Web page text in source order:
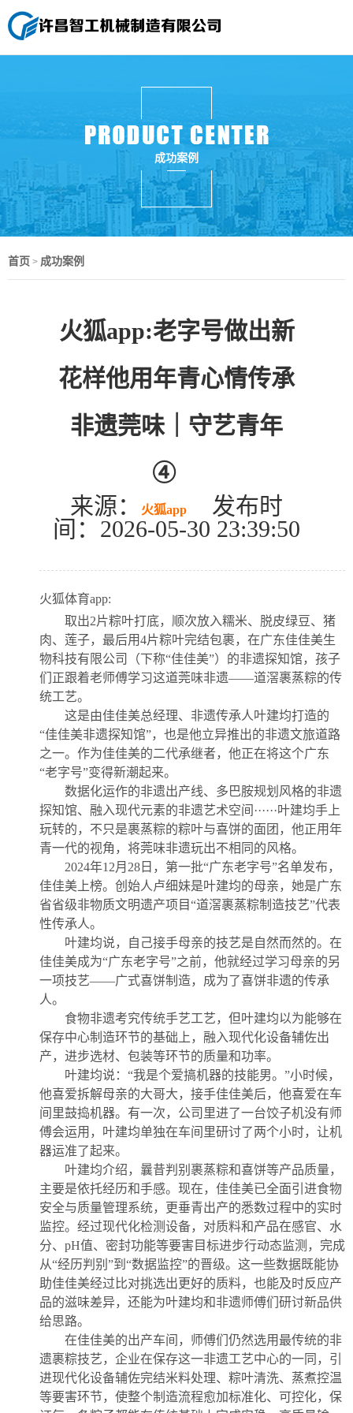
成功案例
首页 > 成功案例
火狐app:老字号做出新
花样他用年青心情传承
非遗莞味｜守艺青年
④
来源：
火狐app
发布时
间：2026-05-30 23:39:50
火狐体育app:
取出2片粽叶打底，顺次放入糯米、脱皮绿豆、猪
肉、莲子，最后用4片粽叶完结包裹，在广东佳佳美生
物科技有限公司（下称“佳佳美”）的非遗探知馆，孩子
们正跟着老师傅学习这道莞味非遗——道滘裹蒸粽的传
统工艺。
这是由佳佳美总经理、非遗传承人叶建均打造的
“佳佳美非遗探知馆”，也是他立异推出的非遗文旅道路
之一。作为佳佳美的二代承继者，他正在将这个广东
“老字号”变得新潮起来。
数据化运作的非遗出产线、多巴胺规划风格的非遗
探知馆、融入现代元素的非遗艺术空间······叶建均手上
玩转的，不只是裹蒸粽的粽叶与喜饼的面团，他正用年
青一代的视角，将莞味非遗玩出不相同的风格。
2024年12月28日，第一批“广东老字号”名单发布，
佳佳美上榜。创始人卢细妹是叶建均的母亲，她是广东
省省级非物质文明遗产项目“道滘裹蒸粽制造技艺”代表
性传承人。
叶建均说，自己接手母亲的技艺是自然而然的。在
佳佳美成为“广东老字号”之前，他就经过学习母亲的另
一项技艺——广式喜饼制造，成为了喜饼非遗的传承
人。
食物非遗考究传统手艺工艺，但叶建均以为能够在
保存中心制造环节的基础上，融入现代化设备辅佐出
产，进步选材、包装等环节的质量和功率。
叶建均说：“我是个爱搞机器的技能男。”小时候，
他喜爱拆解母亲的大哥大，接手佳佳美后，他喜爱在车
间里鼓捣机器。有一次，公司里进了一台饺子机没有师
傅会运用，叶建均单独在车间里研讨了两个小时，让机
器运准了起来。
叶建均介绍，曩昔判别裹蒸粽和喜饼等产品质量，
主要是依托经历和手感。现在，佳佳美已全面引进食物
安全与质量管理系统，更垂青出产的悉数过程中的实时
监控。经过现代化检测设备，对质料和产品在感官、水
分、pH值、密封功能等要害目标进步行动态监测，完成
从“经历判别”到“数据监控”的晋级。这一些数据既能协
助佳佳美经过比对挑选出更好的质料，也能及时反应产
品的滋味差异，还能为叶建均和非遗师傅们研讨新品供
给思路。
在佳佳美的出产车间，师傅们仍然选用最传统的非
遗裹粽技艺，企业在保存这一非遗工艺中心的一同，引
进现代化设备辅佐完结米料处理、粽叶清洗、蒸煮控温
等要害环节，使整个制造流程愈加标准化、可控化，保